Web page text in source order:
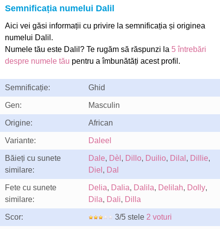
Semnificația numelui Dalil
Aici vei găsi informații cu privire la semnificația și originea
numelui Dalil.
Numele tău este Dalil? Te rugăm să răspunzi la 5 întrebări
despre numele tău pentru a îmbunătăți acest profil.
Semnificație: Ghid
Gen: Masculin
Origine: African
Variante: Daleel
Băieți cu sunete
similare:
Dale, Dèl , Dillo, Duilio, Dilal , Dillie,
Diel , Dal
Fete cu sunete
similare:
Delia, Dalia, Dalila, Delilah, Dolly,
Dila, Dali, Dilla
Scor: 3/5 stele 2 voturi